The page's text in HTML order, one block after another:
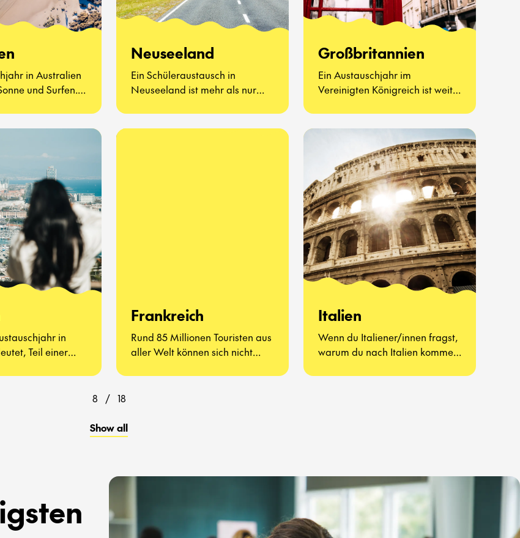
in Australien
und Surfen.
der anderen
anfühlt.
Neuseeland
Ein Schüleraustausch in
Neuseeland ist mehr als nur
Großbritannien
Ein Austauschjahr im
Vereinigten Königreich ist weit
in
Teil einer
Frankreich
Rund 85 Millionen Touristen aus
aller Welt können sich nicht
Italien
Wenn du Italiener/innen fragst,
warum du nach Italien kommen
8 / 18
Show all